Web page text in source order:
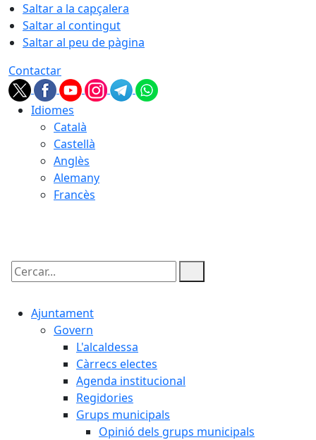
Saltar a la capçalera
Saltar al contingut
Saltar al peu de pàgina
Contactar
Idiomes
Català
Castellà
Anglès
Alemany
Francès
Cercar:
Ajuntament
Govern
L'alcaldessa
Càrrecs electes
Agenda institucional
Regidories
Grups municipals
Opinió dels grups municipals